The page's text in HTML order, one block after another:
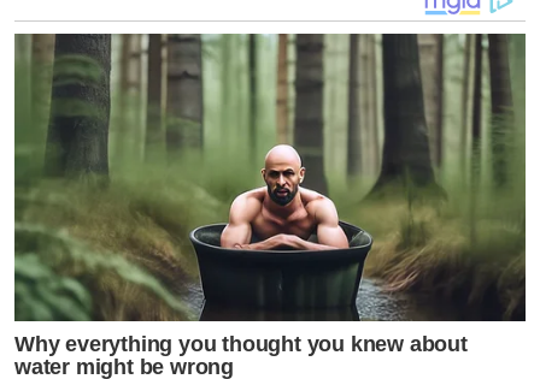
พร้อมทั้งเสนอความคิดเห็นเพิ่มเติมว่า เห็นตามไปแซะ
ไป
จิก ไปกัด ไปขบ คนอื่น พอทัวร์ลงโดนคอมเม้นบ้าง
สอย่างเร็วเลยเนอะ ยุคนี้เขาเลิกบูลลี่กันแล้ว
อย่าหาว่าพี่สอน
“ ดาราไม่ใช่ถังขยะให้หนูระบายอารมณ์นะลูก”เบาได้เบา
งานนี้แฟนคลับต่างเข้ามาคอมเมนต์วิพากษ์วิจารณ์สาวผู้เข้า
มาคอมเมนต์ดังกล่าวจำนวนมาก
Why everything you thought you knew about
water might be wrong